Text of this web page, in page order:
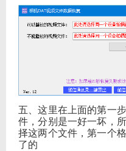
五、这里在上面的第一
件，分别是一好一坏，
择这两个文件，第一个
了的